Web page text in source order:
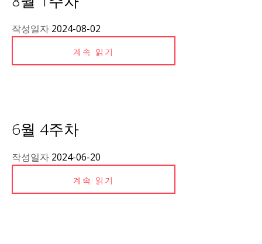
작성일자 2024-08-02
계속 읽기
6월 4주차
작성일자 2024-06-20
계속 읽기